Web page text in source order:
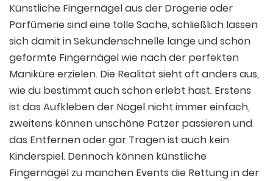
Künstliche Fingernägel aus der Drogerie oder
Parfümerie sind eine tolle Sache, schließlich lassen
sich damit in Sekundenschnelle lange und schön
geformte Fingernägel wie nach der perfekten
Maniküre erzielen. Die Realität sieht oft anders aus,
wie du bestimmt auch schon erlebt hast. Erstens
ist das Aufkleben der Nägel nicht immer einfach,
zweitens können unschöne Patzer passieren und
das Entfernen oder gar Tragen ist auch kein
Kinderspiel. Dennoch können künstliche
Fingernägel zu manchen Events die Rettung in der